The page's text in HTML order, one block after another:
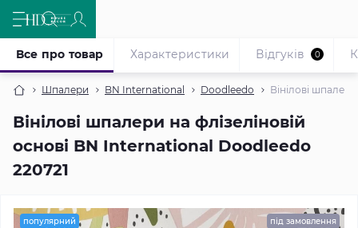
Шпалери BN International Doodleedo Вінілові
Вінілові шпалери на флізеліновій
основі BN International Doodleedo
220721
Все про товар Характеристики Відгуків 0
популярний під замовлення